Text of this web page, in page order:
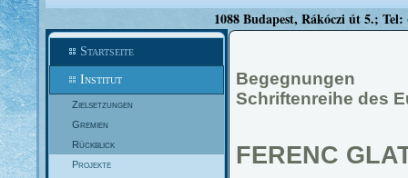
1088 Budapest, Rákóczi út 5.;
Startseite
Institut
Zielsetzungen
Gremien
Rückblick
Projekte
Begegnungen
Schriftenreihe des
FERENC